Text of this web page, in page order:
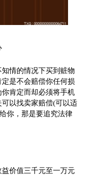
情的情况下买到赃物
是不会赔偿你任何损
肯定而却必须将手机
以找卖家赔偿(可以适
你，那是要追究法律
价值三千元至一万元